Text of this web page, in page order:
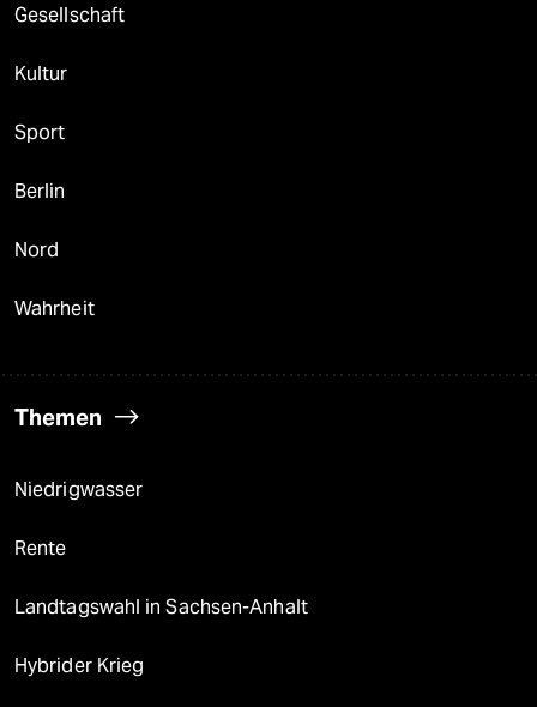
Gesellschaft
Kultur
Sport
Berlin
Nord
Wahrheit
Themen
Niedrigwasser
Rente
Landtagswahl in Sachsen-Anhalt
Hybrider Krieg